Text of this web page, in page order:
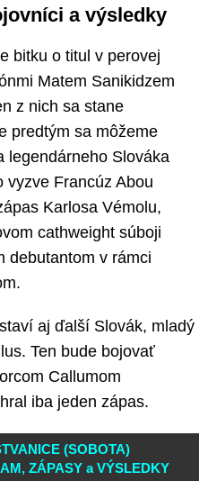
a výsledky
bitku o titul v perovej
Matem Sanikidzem
z nich sa stane
predtým sa môžeme
legendárneho Slováka
vyzve Francúz Abou
Karlosa Vémolu,
cathweight súboji
debutantom v rámci
aj ďalší Slovák, mladý
Ten bude bojovať
Callumom
iba jeden zápas.
(SOBOTA)
ZÁPASY a VÝSLEDKY